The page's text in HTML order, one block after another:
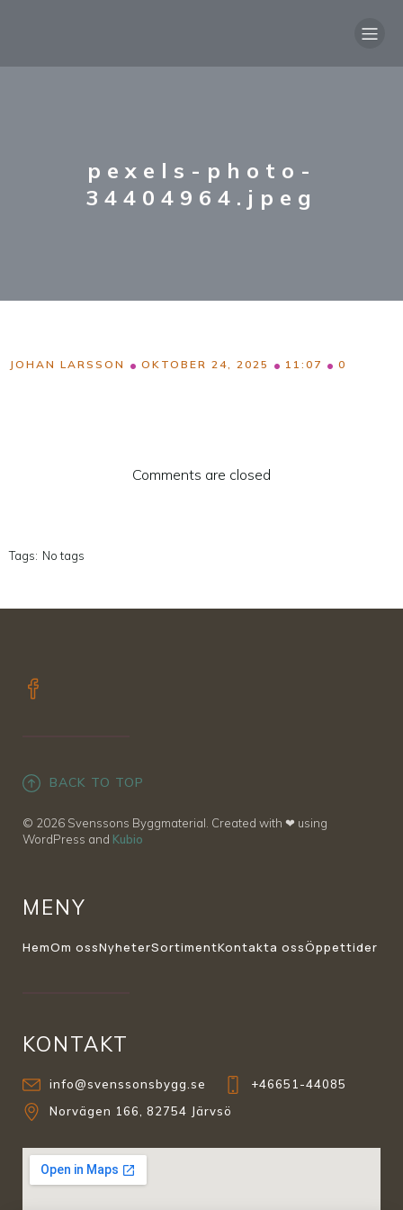
pexels-photo-
34404964.jpeg
JOHAN LARSSON • OKTOBER 24, 2025 • 11:07 • 0
Comments are closed
Tags: No tags
BACK TO TOP
© 2026 Svenssons Byggmaterial. Created with ❤ using
WordPress and Kubio
MENY
HemOm ossNyheterSortimentKontakta ossÖppettider
KONTAKT
info@svenssonsbygg.se
+46651-44085
Norvägen 166, 82754 Järvsö